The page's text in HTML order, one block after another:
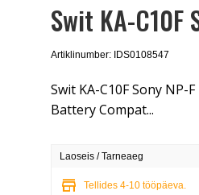
Swit KA-C10F
Artiklinumber: IDS0108547
Swit KA-C10F Sony NP-
Battery Compat...
Laoseis / Tarneaeg
store Tellides 4-10 tööpäeva.